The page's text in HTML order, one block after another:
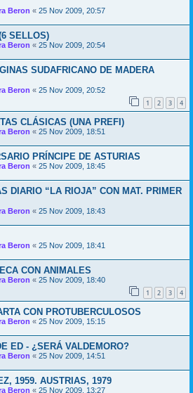
Beron « 25 Nov 2009, 20:57
SELLOS)
Beron « 25 Nov 2009, 20:54
SUDAFRICANO DE MADERA
Beron « 25 Nov 2009, 20:52
1 2 3 4
CLÁSICAS (UNA PREFI)
Beron « 25 Nov 2009, 18:51
PRÍNCIPE DE ASTURIAS
Beron « 25 Nov 2009, 18:45
DIARIO “LA RIOJA” CON MAT. PRIMER
Beron « 25 Nov 2009, 18:43
Beron « 25 Nov 2009, 18:41
CON ANIMALES
Beron « 25 Nov 2009, 18:40
1 2 3 4
CON PROTUBERCULOSOS
Beron « 25 Nov 2009, 15:15
ED - ¿SERÁ VALDEMORO?
Beron « 25 Nov 2009, 14:51
1959. AUSTRIAS, 1979
Beron « 25 Nov 2009, 13:27